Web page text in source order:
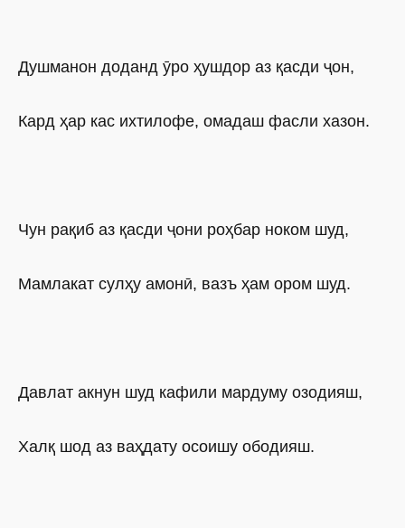
Душманон доданд ӯро ҳушдор аз қасди ҷон,
Кард ҳар кас ихтилофе, омадаш фасли хазон.
Чун рақиб аз қасди ҷони роҳбар ноком шуд,
Мамлакат сулҳу амонӣ, вазъ ҳам ором шуд.
Давлат акнун шуд кафили мардуму озодияш,
Халқ шод аз ваҳдату осоишу ободияш.